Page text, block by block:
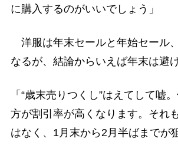
に購入するのがいいでしょう」
洋服は年末セールと年始セール
なるが、結論からいえば年末は避
「“歳末売りつくし”はえてして嘘
方が割引率が高くなります。それ
はなく、1月末から2月半ばまでが